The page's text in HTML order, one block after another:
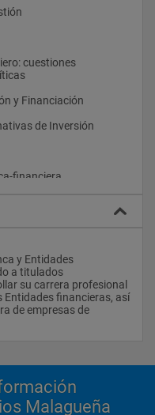
a especialistas de
que estén
analíticas y de gestión
de cualquier
máxima en la
reales, que se
entidades financieras.
de empresas
cuestiones
y Financiación
de Inversión
financiera
a titulados
su carrera profesional
Entidades financieras, así
de empresas de
Malagueña